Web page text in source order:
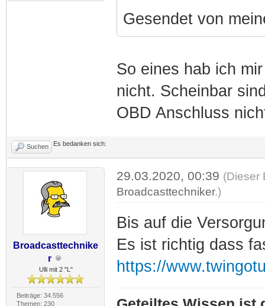
Gesendet von
So eines hab ich
nicht. Scheinbar
OBD Anschluss
Suchen Es bedanken sich:
Broadcasttechnike
r
Ulli mit 2 "L"
Beiträge: 34.556
Themen: 230
29.03.2020, 00:39 (Dieser
Broadcasttechniker.)
Bis auf die
Es ist richtig dass
https://